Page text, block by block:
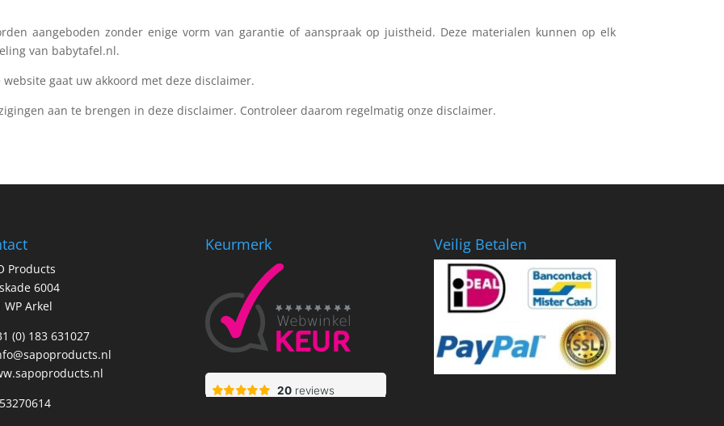
aangeboden zonder enige vorm van garantie of aanspraak op juistheid. Deze materialen kunnen op elk
van babytafel.nl.
gaat uw akkoord met deze disclaimer.
aan te brengen in deze disclaimer. Controleer daarom regelmatig onze disclaimer.
Products
6004
WP Arkel
(0) 183 631027
Keurmerk Veilig Betalen